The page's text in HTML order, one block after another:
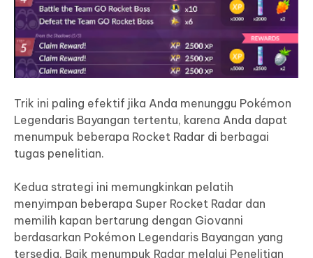
Trik ini paling efektif jika Anda menunggu Pokémon
Legendaris Bayangan tertentu, karena Anda dapat
menumpuk beberapa Rocket Radar di berbagai
tugas penelitian.
Kedua strategi ini memungkinkan pelatih
menyimpan beberapa Super Rocket Radar dan
memilih kapan bertarung dengan Giovanni
berdasarkan Pokémon Legendaris Bayangan yang
tersedia. Baik menumpuk Radar melalui Penelitian